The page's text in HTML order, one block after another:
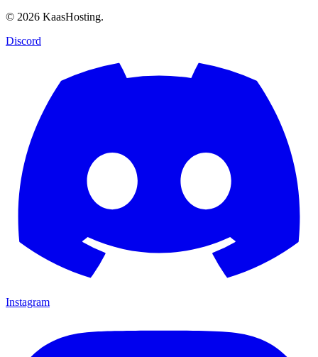
© 2026 KaasHosting.
Discord
Instagram